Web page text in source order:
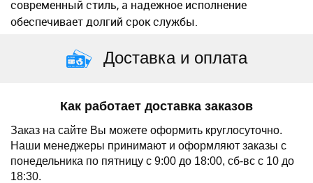
современный стиль, а надежное исполнение
обеспечивает долгий срок службы.
Доставка и оплата
Как работает доставка заказов
Заказ на сайте Вы можете оформить круглосуточно.
Наши менеджеры принимают и оформляют заказы с
понедельника по пятницу с 9:00 до 18:00, сб-вс с 10 до
18:30.